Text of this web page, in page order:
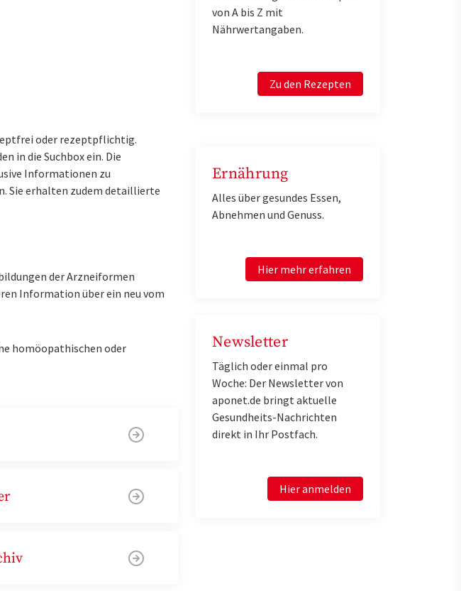
oder rezeptpflichtig.
in die Suchbox ein. Die
Informationen zu
Sie erhalten zudem detaillierte
der Arzneiformen
Information über ein neu vom
homöopathischen oder
von A bis Z mit
Nährwertangaben.
Zu den Rezepten
Ernährung
Alles über gesundes Essen,
Abnehmen und Genuss.
Hier mehr erfahren
Newsletter
Täglich oder einmal pro
Woche: Der Newsletter von
aponet.de bringt aktuelle
Gesundheits-Nachrichten
direkt in Ihr Postfach.
Hier anmelden